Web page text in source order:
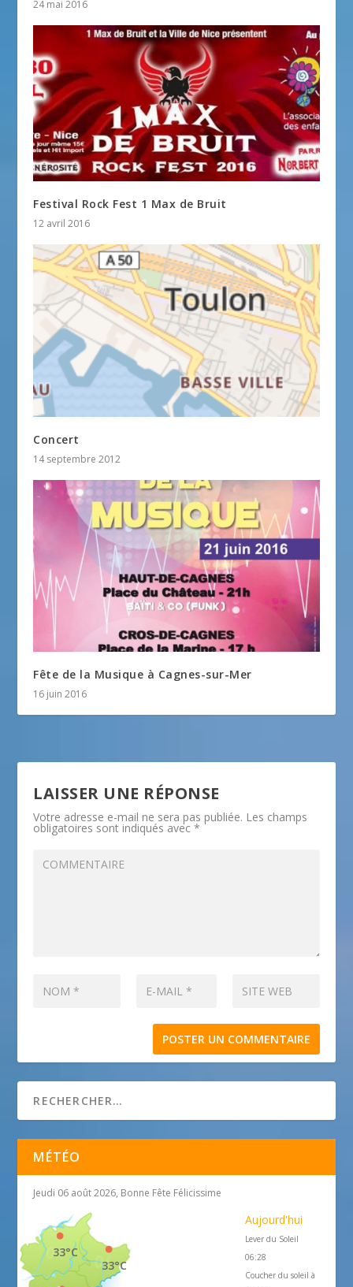
24 mai 2016
Festival Rock Fest 1 Max de Bruit
12 avril 2016
Concert
14 septembre 2012
Fête de la Musique à Cagnes-sur-Mer
16 juin 2016
LAISSER UNE RÉPONSE
Votre adresse e-mail ne sera pas publiée. Les champs
obligatoires sont indiqués avec*
MÉTÉO
Jeudi 06 août 2026, Bonne Fête Félicissime
33°C
33°C
Aujourd'hui
Lever du Soleil
06:28
Coucher du soleil à